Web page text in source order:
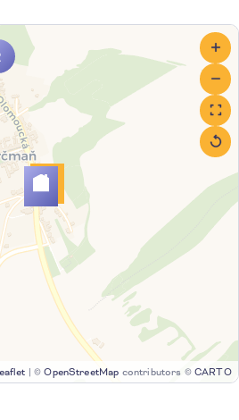
| ©OpenStreetMap contributors © CARTO